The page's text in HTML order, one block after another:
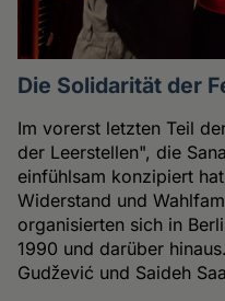
Die Solidarität der
Im vorerst letzten Teil
der Leerstellen", die
einfühlsam konzipiert
Widerstand und
organisierten sich in
1990 und darüber
Gudžević und Saideh